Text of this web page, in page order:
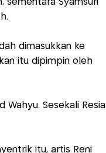
sementara Syamsuri
dimasukkan ke
itu dipimpin oleh
Wahyu. Sesekali Resia
itu, artis Reni